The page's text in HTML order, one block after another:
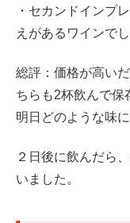
・セカンドインプ
えがあるワインでし
総評：価格が高い
ちらも2杯飲んで保
明日どのような味
２日後に飲んだら
いました。